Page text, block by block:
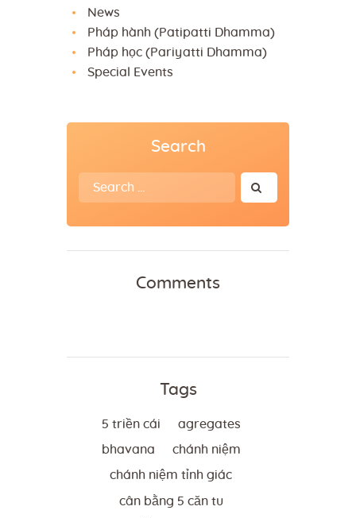
News
Pháp hành (Patipatti Dhamma)
Pháp học (Pariyatti Dhamma)
Special Events
Search
Search
for:
Comments
Tags
5 triền cái agregates
bhavana chánh niệm
chánh niệm tỉnh giác
cân bằng 5 căn tu